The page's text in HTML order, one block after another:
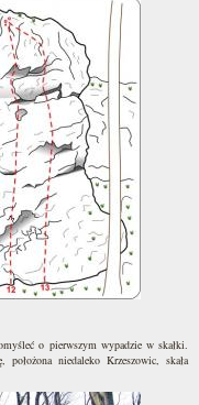
o pierwszym wypadzie w skałki.
niedaleko Krzeszowic, skała